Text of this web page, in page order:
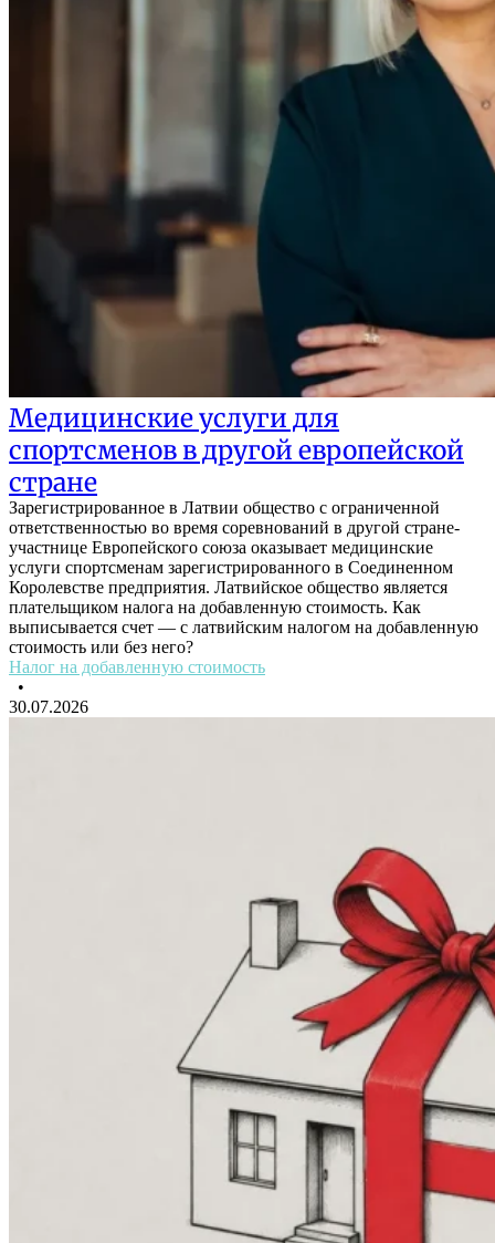
Медицинские услуги для
спортсменов в другой европейской
стране
Зарегистрированное в Латвии общество с ограниченной
ответственностью во время соревнований в другой стране-
участнице Европейского союза оказывает медицинские
услуги спортсменам зарегистрированного в Соединенном
Королевстве предприятия. Латвийское общество является
плательщиком налога на добавленную стоимость. Как
выписывается счет — с латвийским налогом на добавленную
стоимость или без него?
Налог на добавленную стоимость
•
30.07.2026